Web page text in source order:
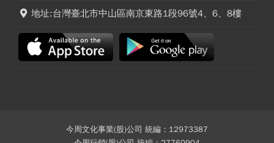
地址:台灣臺北市中山區南京東路1段96號4、6、8樓
今周文化事業(股)公司 統編：12973387